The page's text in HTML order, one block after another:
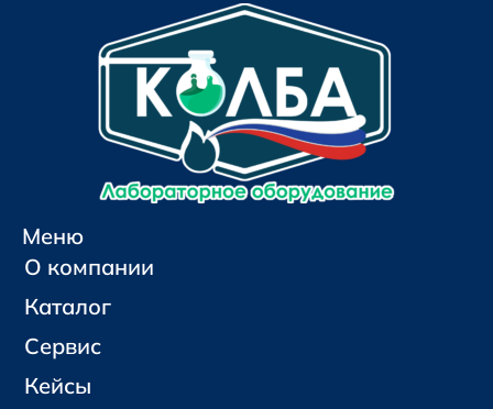
Меню
О компании
Каталог
Сервис
Кейсы